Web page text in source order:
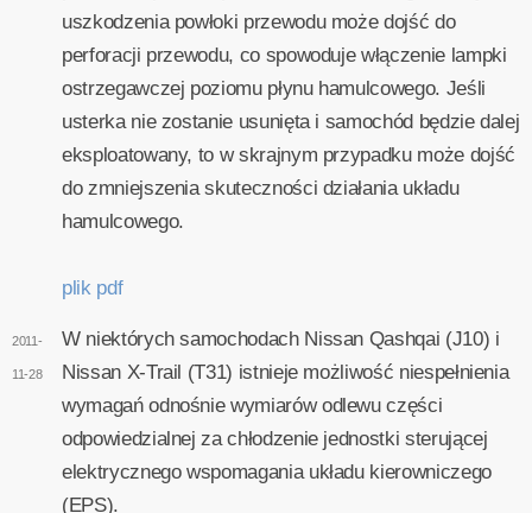
uszkodzenia powłoki przewodu może dojść do
perforacji przewodu, co spowoduje włączenie lampki
ostrzegawczej poziomu płynu hamulcowego. Jeśli
usterka nie zostanie usunięta i samochód będzie dalej
eksploatowany, to w skrajnym przypadku może dojść
do zmniejszenia skuteczności działania układu
hamulcowego.
plik pdf
2011-
11-28
W niektórych samochodach Nissan Qashqai (J10) i
Nissan X-Trail (T31) istnieje możliwość niespełnienia
wymagań odnośnie wymiarów odlewu części
odpowiedzialnej za chłodzenie jednostki sterującej
elektrycznego wspomagania układu kierowniczego
(EPS).